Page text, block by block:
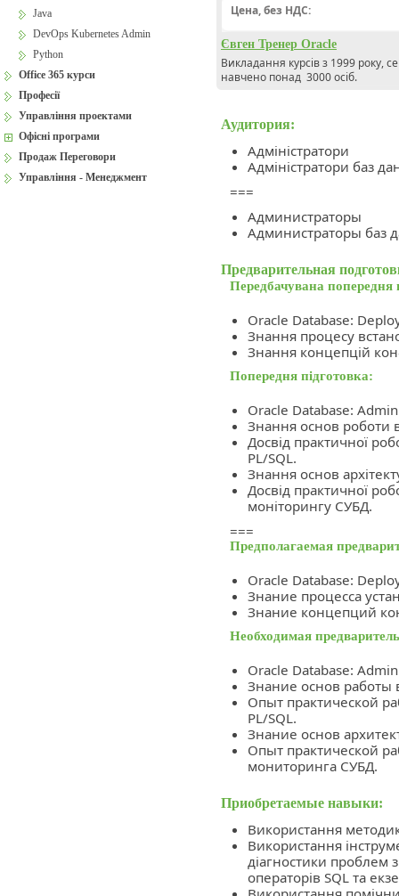
Цена, без НДС:
Євген Тренер Oracle
Викладання курсів з 1999 року,
навчено понад 3000 осіб.
Аудитория:
Адміністратори
Адміністратори баз
===
Администраторы
Администраторы баз
Предварительная
Передбачувана попередня
Oracle Database:
Знання процесу
Знання концепцій
Попередня підготовка:
Oracle Database:
Знання основ роботи
Досвід практичної
PL/SQL.
Знання основ
Досвід практичної
моніторингу СУБД.
===
Предполагаемая
Oracle Database:
Знание процесса
Знание концепций
Необходимая
Oracle Database:
Знание основ работы
Опыт практической
PL/SQL.
Знание основ
Опыт практической
мониторинга СУБД.
Приобретаемые навыки:
Використання
Використання
діагностики проблем
операторів SQL та
Java
DevOps Kubernetes Admin
Python
Office 365 курси
Професії
Управління проектами
Офісні програми
Продаж Переговори
Управління - Менеджмент